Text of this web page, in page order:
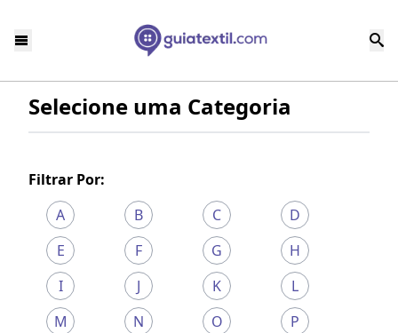
Selecione uma Categoria
Filtrar Por:
A
B C
D
E
F G
H
I
J K
L
M
N O
P